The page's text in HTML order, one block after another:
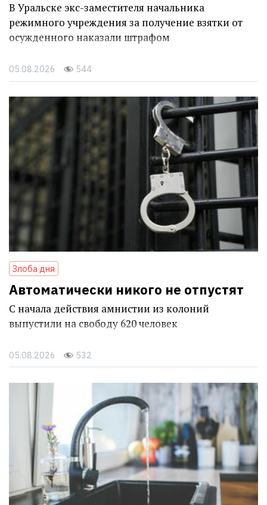
В Уральске экс-заместителя начальника
режимного учреждения за получение взятки от
осужденного наказали штрафом
05.08.2026 544
Злоба дня
Автоматически никого не отпустят
С начала действия амнистии из колоний
выпустили на свободу 620 человек
05.08.2026 532